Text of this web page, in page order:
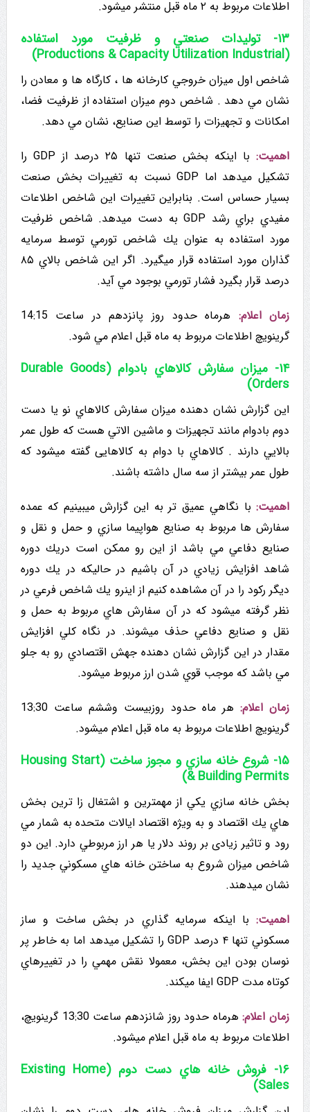
اطلاعات مربوط به ۲ ماه قبل منتشر میشود.
۱۳- تولیدات صنعتي و ظرفیت مورد استفاده
(Productions & Capacity Utilization Industrial)
شاخص اول میزان خروجي کارخانه ها ، کارگاه ها و معادن را
نشان مي دهد . شاخص دوم میزان استفاده از ظرفیت فضا،
امکانات و تجهیزات را توسط این صنایع، نشان مي دهد.
اهمیت:
با اینکه بخش صنعت تنها ۲۵ درصد از GDP را
تشکیل میدهد اما GDP نسبت به تغییرات بخش صنعت
بسیار حساس است. بنابراین تغییرات این شاخص اطلاعات
مفیدي براي رشد GDP به دست میدهد. شاخص ظرفیت
مورد استفاده به عنوان يك شاخص تورمي توسط سرمایه
گذاران مورد استفاده قرار میگیرد. اگر این شاخص بالاي ۸۵
درصد قرار بگیرد فشار تورمي بوجود مي آید.
زمان اعلام:
هرماه حدود روز پانزدهم در ساعت 14:15
گرینویچ اطلاعات مربوط به ماه قبل اعلام مي شود.
۱۴- میزان سفارش کالاهاي بادوام (Durable Goods
Orders)
این گزارش نشان دهنده میزان سفارش کالاهاي نو یا دست
دوم بادوام مانند تجهیزات و ماشین الاتي هست که طول عمر
بالايي دارند . كالاهاي با دوام به کالاهایی گفته میشود که
طول عمر بیشتر از سه سال داشته باشند.
اهمیت: با نگاهي عميق تر به این گزارش میبینیم که عمده
سفارش ها مربوط به صنایع هواپیما سازي و حمل و نقل و
صنایع دفاعي مي باشد از این رو ممكن است دريك دوره
شاهد افزایش زيادي در آن باشیم در حاليكه در يك دوره
دیگر رکود را در آن مشاهده کنیم از اینرو يك شاخص فرعي در
نظر گرفته میشود که در آن سفارش هاي مربوط به حمل و
نقل و صنایع دفاعي حذف میشوند. در نگاه كلي افزایش
مقدار در این گزارش نشان دهنده جهش اقتصادي رو به جلو
مي باشد که موجب قوي شدن ارز مربوط میشود.
زمان اعلام:
هر ماه حدود روزبیست وششم ساعت 13:30
گرینویچ اطلاعات مربوط به ماه قبل اعلام میشود.
۱۵- شروع خانه سازي و مجوز ساخت (Housing Start
& Building Permits)
بخش خانه سازي يكي از مهمترین و اشتغال زا ترین بخش
هاي يك اقتصاد و به ویژه اقتصاد ایالات متحده به شمار مي
رود و تاثیر زیادی بر روند دلار یا هر ارز مربوطي دارد. این دو
شاخص میزان شروع به ساختن خانه هاي مسكوني جدید را
نشان میدهند.
اهميت:با اینکه سرمايه گذاري در بخش ساخت و ساز
مسكوني تنها ۴ درصد GDP را تشکیل میدهد اما به خاطر پر
نوسان بودن این بخش، معمولا نقش مهمي را در تغييرهاي
کوتاه مدت GDP ایفا میکند.
زمان اعلام:
هرماه حدود روز شانزدهم ساعت 13:30 گرینویچ،
اطلاعات مربوط به ماه قبل اعلام میشود.
۱۶- فروش خانه هاي دست دوم (Existing Home
Sales)